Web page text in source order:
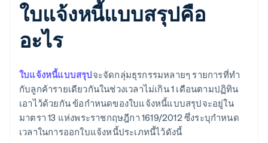
ใบแจ้งหนี้แบบสรุปคือ
อะไร
ใบแจ้งหนี้แบบสรุปจะจัดกลุ่มธุรกรรมหลายๆ รายการที่ทำ
กับลูกค้ารายเดียวกันในช่วงเวลาไม่เกิน 1 เดือนตามปฏิทิน
เอาไว้ด้วยกัน ข้อกำหนดของใบแจ้งหนี้แบบสรุปจะอยู่ใน
มาตรา 13 แห่งพระราชกฤษฎีกา 1619/2012 ซึ่งระบุกำหนด
เวลาในการออกใบแจ้งหนี้ประเภทนี้ไว้ดังนี้